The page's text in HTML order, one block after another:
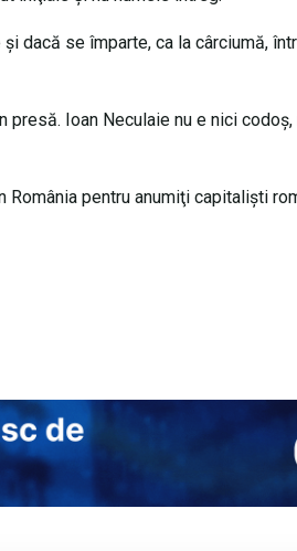
dacă se împarte, ca la cârciumă,
Ioan Neculaie nu e nici
pentru anumiţi capitalişti